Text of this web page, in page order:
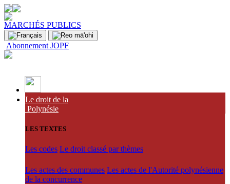
MARCHÉS PUBLICS
Abonnement JOPF
Le droit de la
Polynésie
LES TEXTES
Les codes Le droit classé par thèmes
Les actes des communes Les actes de l'Autorité polynésienne
de la concurrence